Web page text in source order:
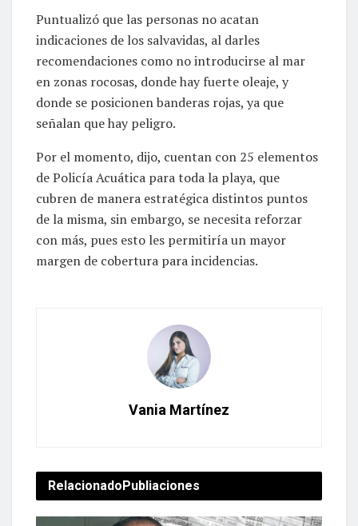
Puntualizó que las personas no acatan
indicaciones de los salvavidas, al darles
recomendaciones como no introducirse al mar
en zonas rocosas, donde hay fuerte oleaje, y
donde se posicionen banderas rojas, ya que
señalan que hay peligro.
Por el momento, dijo, cuentan con 25 elementos
de Policía Acuática para toda la playa, que
cubren de manera estratégica distintos puntos
de la misma, sin embargo, se necesita reforzar
con más, pues esto les permitiría un mayor
margen de cobertura para incidencias.
Vania Martínez
RelacionadoPubliaciones